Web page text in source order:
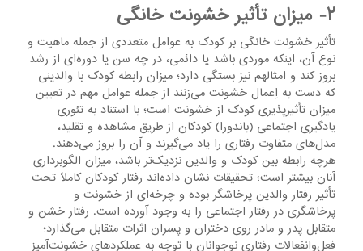
۲- میزان تأثیر خشونت خانگی
تأثیر خشونت خانگی بر کودک به عوامل متعددی از جمله ماهیت و
نوع آن، اینکه موردی باشد یا دائمی، در چه سن یا دوره‌ای از رشد
بروز کند و امثالهم نیز بستگی دارد؛ میزان رابطه‌ کودک با والدینی
که دست به اِعمال خشونت می‌زنند از جمله عوامل مهم در تعیین
میزان تأثیر‌پذیری کودک از خشونت است؛ با استناد به تئوری
یادگیری اجتماعی (باندورا) کودکان از طریق مشاهده و تقلید،
مدل‌های متفاوت رفتاری را یاد می‌گیرند و آن را بروز می‌دهند.
هرچه رابطه‌ بین کودک و والدین نزدیک‌تر باشد، میزان الگوبرداری
آنان بیشتر است؛ تحقیقات نشان داده‌اند رفتار کودکان کاملاً تحت‌
تأثیر رفتار والدین‌ پرخاشگر بوده و چرخه‌ای از خشونت و
پرخاشگری در رفتار اجتماعی را به‌ وجود آورده است. رفتار خشن و
متقابل پدر و مادر روی دختران و پسران اثرات متقابل می‌گذارد؛
فعل‌وانفعالات رفتاری نوجوانان با توجه به عملکردهای خشونت‌آمیز